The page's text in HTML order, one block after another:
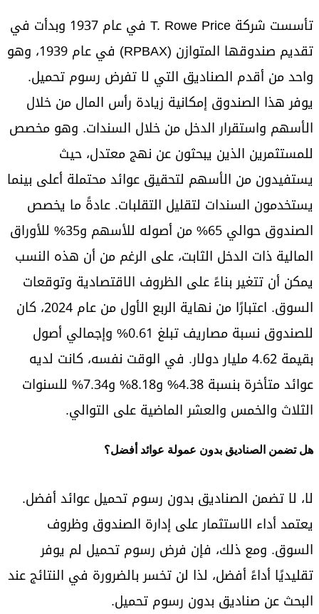
تأسست شركة T. Rowe Price في عام 1937 وبدأت في
تقديم صندوقها المتوازن (RPBAX) في عام 1939، وهو
واحد من أقدم الصناديق التي لا تفرض رسوم تحميل.
يوفر هذا الصندوق إمكانية زيادة رأس المال من خلال
الأسهم واستقرار الدخل من خلال السندات. وهو مخصص
للمستثمرين الذين يبحثون عن نهج معتدل، حيث
يستفيدون من الأسهم لتحقيق عوائد محتملة أعلى بينما
يستخدمون السندات لتقليل التقلبات. عادةً ما يخصص
الصندوق حوالي 65% من أصوله للأسهم و35% للأوراق
المالية ذات الدخل الثابت، على الرغم من أن هذه النسب
يمكن أن تتغير بناءً على الظروف الاقتصادية وتوقعات
السوق. اعتبارًا من نهاية الربع الأول من عام 2024، كان
للصندوق نسبة مصاريف تبلغ 0.61% وإجمالي أصول
بقيمة 4.62 مليار دولار. في الوقت نفسه، كانت لديه
عوائد متأخرة بنسبة 4.38% و8.18% و7.34% للسنوات
الثلاث والخمس والعشر الماضية على التوالي.
هل تضمن الصناديق بدون عمولة عوائد أفضل؟
لا، لا تضمن الصناديق بدون رسوم تحميل عوائد أفضل.
يعتمد أداء الاستثمار على إدارة الصندوق وظروف
السوق. ومع ذلك، فإن فرض رسوم تحميل لم يوفر
تقليديًا أداءً أفضل، لذا لن تخسر بالضرورة في النتائج عند
البحث عن صناديق بدون رسوم تحميل.